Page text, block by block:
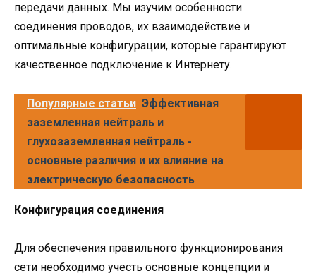
передачи данных. Мы изучим особенности
соединения проводов, их взаимодействие и
оптимальные конфигурации, которые гарантируют
качественное подключение к Интернету.
Популярные статьи Эффективная
заземленная нейтраль и
глухозаземленная нейтраль -
основные различия и их влияние на
электрическую безопасность
Конфигурация соединения
Для обеспечения правильного функционирования
сети необходимо учесть основные концепции и